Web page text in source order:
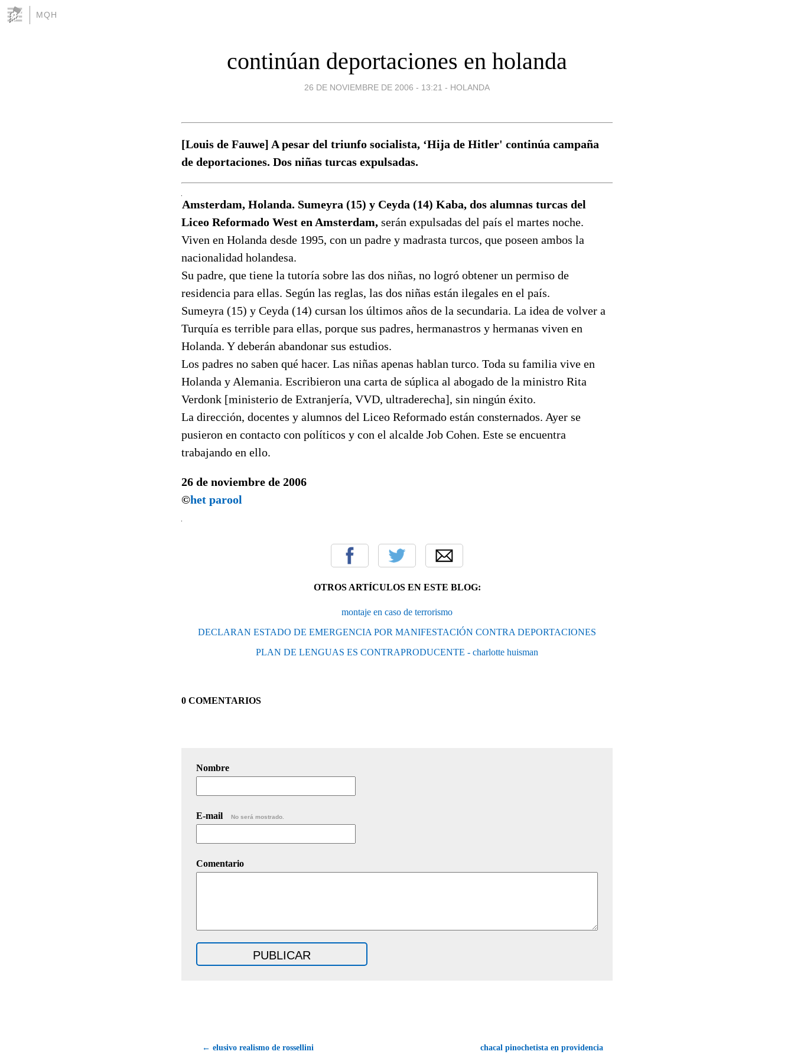
MQH
continúan deportaciones en holanda
26 DE NOVIEMBRE DE 2006 - 13:21 - HOLANDA
[Louis de Fauwe] A pesar del triunfo socialista, ‘Hija de Hitler' continúa campaña
de deportaciones. Dos niñas turcas expulsadas.
Amsterdam, Holanda. Sumeyra (15) y Ceyda (14) Kaba, dos alumnas turcas del
Liceo Reformado West en Amsterdam, serán expulsadas del país el martes noche.
Viven en Holanda desde 1995, con un padre y madrasta turcos, que poseen ambos la
nacionalidad holandesa.
Su padre, que tiene la tutoría sobre las dos niñas, no logró obtener un permiso de
residencia para ellas. Según las reglas, las dos niñas están ilegales en el país.
Sumeyra (15) y Ceyda (14) cursan los últimos años de la secundaria. La idea de volver a
Turquía es terrible para ellas, porque sus padres, hermanastros y hermanas viven en
Holanda. Y deberán abandonar sus estudios.
Los padres no saben qué hacer. Las niñas apenas hablan turco. Toda su familia vive en
Holanda y Alemania. Escribieron una carta de súplica al abogado de la ministro Rita
Verdonk [ministerio de Extranjería, VVD, ultraderecha], sin ningún éxito.
La dirección, docentes y alumnos del Liceo Reformado están consternados. Ayer se
pusieron en contacto con políticos y con el alcalde Job Cohen. Este se encuentra
trabajando en ello.
26 de noviembre de 2006
©het parool
OTROS ARTÍCULOS EN ESTE BLOG:
montaje en caso de terrorismo
DECLARAN ESTADO DE EMERGENCIA POR MANIFESTACIÓN CONTRA DEPORTACIONES
PLAN DE LENGUAS ES CONTRAPRODUCENTE - charlotte huisman
0 COMENTARIOS
Nombre
E-mail No será mostrado.
Comentario
← elusivo realismo de rossellini chacal pinochetista en providencia